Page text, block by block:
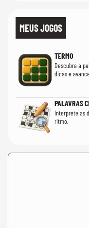
MEUS JOGOS
TERMO
Descubra a
dicas e
PALAVRAS
Interprete as
ritmo.